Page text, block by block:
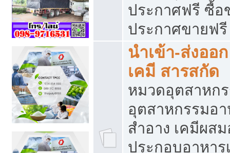
ประกาศฟรี ซื้อ
ประกาศขายฟรี
นำเข้า-ส่งออ
เคมี สารสกัด
หมวดอุตสาหก
อุตสาหกรรมอา
สำอาง เคมีผส
ประกอบอาหาร